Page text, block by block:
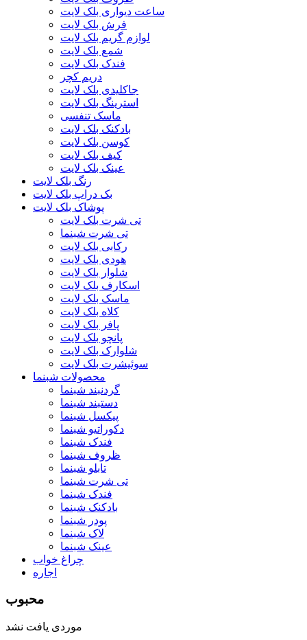
ساعت دیواری بلک لایت
فرش بلک لایت
لوازم گریم بلک لایت
شمع بلک لایت
فندک بلک لایت
دریم کچر
جاکلیدی بلک لایت
استرینگ بلک لایت
ماسک تنفسی
بادکنک بلک لایت
کوسن بلک لایت
کیف بلک لایت
عینک بلک لایت
رنگ بلک لایت
بک دراپ بلک لایت
پوشاک بلک لایت
تی شرت بلک لایت
تی شرت شبنما
رکابی بلک لایت
هودی بلک لایت
شلوار بلک لایت
اسکارف بلک لایت
ماسک بلک لایت
کلاه بلک لایت
پافر بلک لایت
پانچو بلک لایت
شلوارک بلک لایت
سوئیشرت بلک لایت
محصولات شبنما
گردنبند شبنما
دستبند شبنما
پیکسل شبنما
دکوراتیو شبنما
فندک شبنما
ظروف شبنما
تابلو شبنما
تی شرت شبنما
فندک شبنما
بادکنک شبنما
پودر شبنما
لاک شبنما
عینک شبنما
چراغ خواب
اجاره
محبوب
موردی یافت نشد